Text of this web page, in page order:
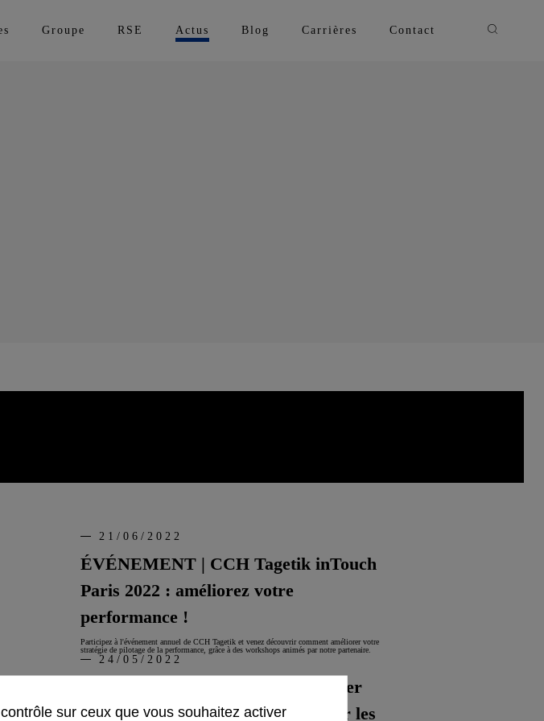
Groupe RSE Actus Blog Carrières Contact Recherche
ÉVÉNEMENT | CCH Tagetik inTouch
Paris 2022 : améliorez votre
performance !
21/06/2022
Participez à l'événement annuel de CCH Tagetik et venez découvrir comment améliorer votre
stratégie de pilotage de la performance, grâce à des workshops animés par notre partenaire.
Banque
REPLAY WEBINAR | EPM : piloter
vos surfaces de ventes pour simuler les
24/05/2022
sur ceux que vous souhaitez activer